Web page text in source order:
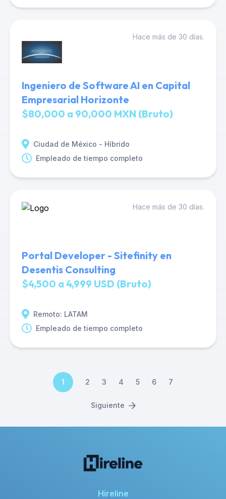
Hace más de 30 días.
Ingeniero de Software AI en Capital
Empresarial Horizonte
$80,000 a 90,000 MXN (Bruto)
Ciudad de México - Híbrido
Empleado de tiempo completo
Hace más de 30 días.
Portal Developer - Sitefinity en
Desentis Consulting
$4,500 a 4,999 USD (Bruto)
Remoto: LATAM
Empleado de tiempo completo
1 2 3 4 5 6 7
Siguiente
Hireline